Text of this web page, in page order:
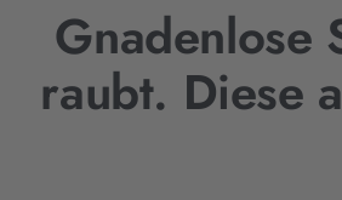
Gnadenlose
raubt. Diese